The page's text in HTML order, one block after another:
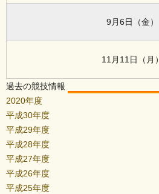
9月6日（金）
11月11日（月）
過去の競技情報
2020年度
平成30年度
平成29年度
平成28年度
平成27年度
平成26年度
平成25年度